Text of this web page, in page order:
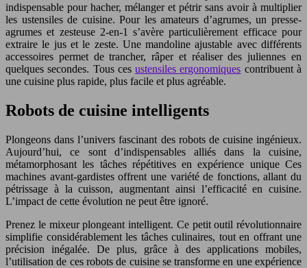
indispensable pour hacher, mélanger et pétrir sans avoir à multiplier
les ustensiles de cuisine. Pour les amateurs d’agrumes, un presse-
agrumes et zesteuse 2-en-1 s’avère particulièrement efficace pour
extraire le jus et le zeste. Une mandoline ajustable avec différents
accessoires permet de trancher, râper et réaliser des juliennes en
quelques secondes. Tous cesustensiles ergonomiques contribuent à
une cuisine plus rapide, plus facile et plus agréable.
Robots de cuisine intelligents
Plongeons dans l’univers fascinant des robots de cuisine ingénieux.
Aujourd’hui, ce sont d’indispensables alliés dans la cuisine,
métamorphosant les tâches répétitives en expérience unique Ces
machines avant-gardistes offrent une variété de fonctions, allant du
pétrissage à la cuisson, augmentant ainsi l’efficacité en cuisine.
L’impact de cette évolution ne peut être ignoré.
Prenez le mixeur plongeant intelligent. Ce petit outil révolutionnaire
simplifie considérablement les tâches culinaires, tout en offrant une
précision inégalée. De plus, grâce à des applications mobiles,
l’utilisation de ces robots de cuisine se transforme en une expérience